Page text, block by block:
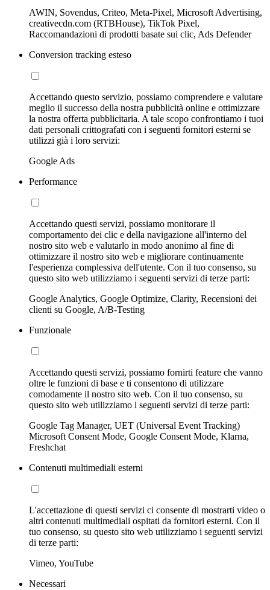
AWIN, Sovendus, Criteo, Meta-Pixel, Microsoft Advertising,
creativecdn.com (RTBHouse), TikTok Pixel,
Raccomandazioni di prodotti basate sui clic, Ads Defender
Conversion tracking esteso
Accettando questo servizio, possiamo comprendere e valutare
meglio il successo della nostra pubblicità online e ottimizzare
la nostra offerta pubblicitaria. A tale scopo confrontiamo i tuoi
dati personali crittografati con i seguenti fornitori esterni se
utilizzi già i loro servizi:
Google Ads
Performance
Accettando questi servizi, possiamo monitorare il
comportamento dei clic e della navigazione all'interno del
nostro sito web e valutarlo in modo anonimo al fine di
ottimizzare il nostro sito web e migliorare continuamente
l'esperienza complessiva dell'utente. Con il tuo consenso, su
questo sito web utilizziamo i seguenti servizi di terze parti:
Google Analytics, Google Optimize, Clarity, Recensioni dei
clienti su Google, A/B-Testing
Funzionale
Accettando questi servizi, possiamo fornirti feature che vanno
oltre le funzioni di base e ti consentono di utilizzare
comodamente il nostro sito web. Con il tuo consenso, su
questo sito web utilizziamo i seguenti servizi di terze parti:
Google Tag Manager, UET (Universal Event Tracking)
Microsoft Consent Mode, Google Consent Mode, Klarna,
Freshchat
Contenuti multimediali esterni
L'accettazione di questi servizi ci consente di mostrarti video o
altri contenuti multimediali ospitati da fornitori esterni. Con il
tuo consenso, su questo sito web utilizziamo i seguenti servizi
di terze parti:
Vimeo, YouTube
Necessari